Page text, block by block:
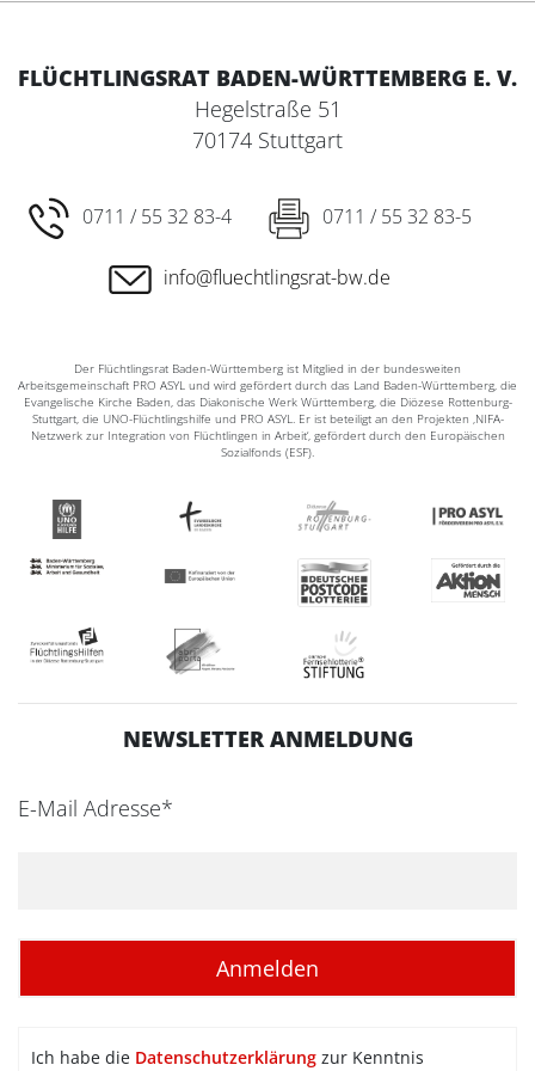
FLÜCHTLINGSRAT BADEN-WÜRTTEMBERG E. V.
Hegelstraße 51
70174 Stuttgart
0711 / 55 32 83-4 0711 / 55 32 83-5
info@fluechtlingsrat-bw.de
Der Flüchtlingsrat Baden-Württemberg ist Mitglied in der bundesweiten
Arbeitsgemeinschaft PRO ASYL und wird gefördert durch das Land Baden-Württemberg, die
Evangelische Kirche Baden, das Diakonische Werk Württemberg, die Diözese Rottenburg-
Stuttgart, die UNO-Flüchtlingshilfe und PRO ASYL. Er ist beteiligt an den Projekten ‚NIFA-
Netzwerk zur Integration von Flüchtlingen in Arbeit‘, gefördert durch den Europäischen
Sozialfonds (ESF).
NEWSLETTER ANMELDUNG
E-Mail Adresse*
Ich habe die Datenschutzerklärung zur Kenntnis